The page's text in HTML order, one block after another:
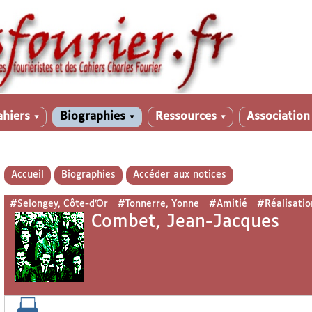
▼ Biographies ▼ Ressources ▼
Accueil Biographies Accéder aux notices
#Selongey, Côte-d’Or #Tonnerre, Yonne #Amitié
Combet, Jean-Jacques